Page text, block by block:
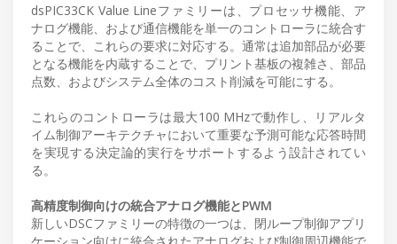
dsPIC33CK Value Lineファミリーは、プロセッサ機能、ア
ナログ機能、および通信機能を単一のコントローラに統合す
ることで、これらの要求に対応する。通常は追加部品が必要
となる機能を内蔵することで、プリント基板の複雑さ、部品
点数、およびシステム全体のコスト削減を可能にする。
これらのコントローラは最大100 MHzで動作し、リアルタ
イム制御アーキテクチャにおいて重要な予測可能な応答時間
を実現する決定論的実行をサポートするよう設計されてい
る。
高精度制御向けの統合アナログ機能とPWM
新しいDSCファミリーの特徴の一つは、閉ループ制御アプリ
ケーション向けに統合されたアナログおよび制御周辺機能で